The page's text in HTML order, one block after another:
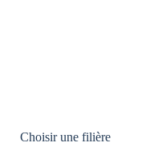
Choisir une filière